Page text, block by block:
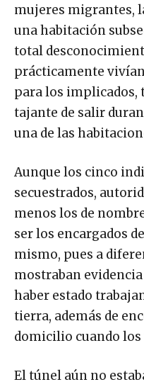
mujeres migrantes,
una habitación
total
prácticamente
para los
tajante de salir
una de las
Aunque los cinco
secuestrados,
menos los de
ser los encargados
mismo, pues a
mostraban
haber estado
tierra, además de
domicilio cuando
El túnel aún no